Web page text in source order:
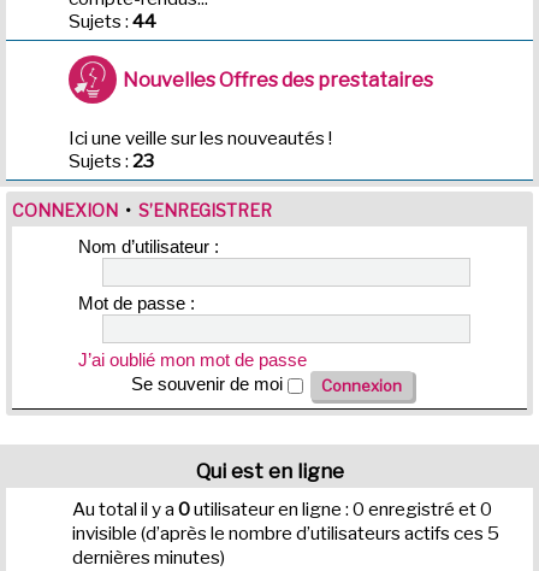
Sujets : 44
Nouvelles Offres des prestataires
Ici une veille sur les nouveautés !
Sujets : 23
CONNEXION • S’ENREGISTRER
Nom d’utilisateur :
Mot de passe :
J’ai oublié mon mot de passe
Se souvenir de moi
Qui est en ligne
Au total il y a 0utilisateur en ligne : 0 enregistré et 0
invisible (d’après le nombre d’utilisateurs actifs ces 5
dernières minutes)